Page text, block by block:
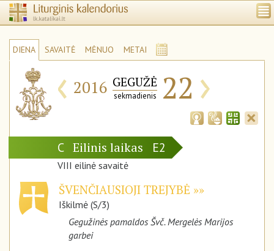
DIENA SAVAITĖ MĖNUO METAI
‹ 2016 GEGUŽĖ
sekmadienis 22 ›
C Eilinis laikas E2
VIII eilinė savaitė
ŠVENČIAUSIOJI TREJYBĖ
Iškilmė (S/3)
Gegužinės pamaldos Švč. Mergelės Marijos
garbei